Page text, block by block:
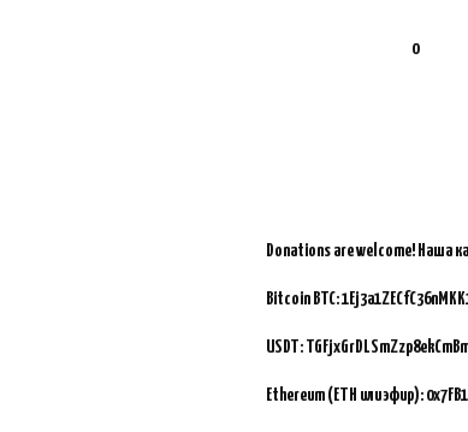
0
Donations are welcome! Наша
Bitcoin BTC:
USDT:
Ethereum (ETH или эфир):